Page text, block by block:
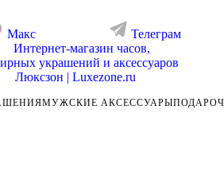
Макс Телеграм
МУЖСКИЕ АКСЕССУАРЫ